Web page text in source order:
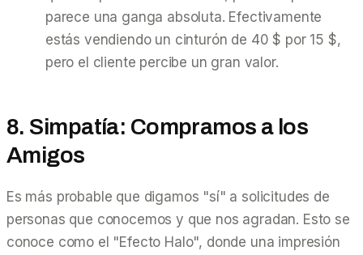
parece una ganga absoluta. Efectivamente
estás vendiendo un cinturón de 40 $ por 15 $,
pero el cliente percibe un gran valor.
8. Simpatía: Compramos a los
Amigos
Es más probable que digamos "sí" a solicitudes de
personas que conocemos y que nos agradan. Esto se
conoce como el "Efecto Halo", donde una impresión